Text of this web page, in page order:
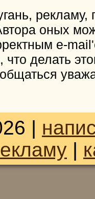
рекламу,
оных
e-
делать
|
|